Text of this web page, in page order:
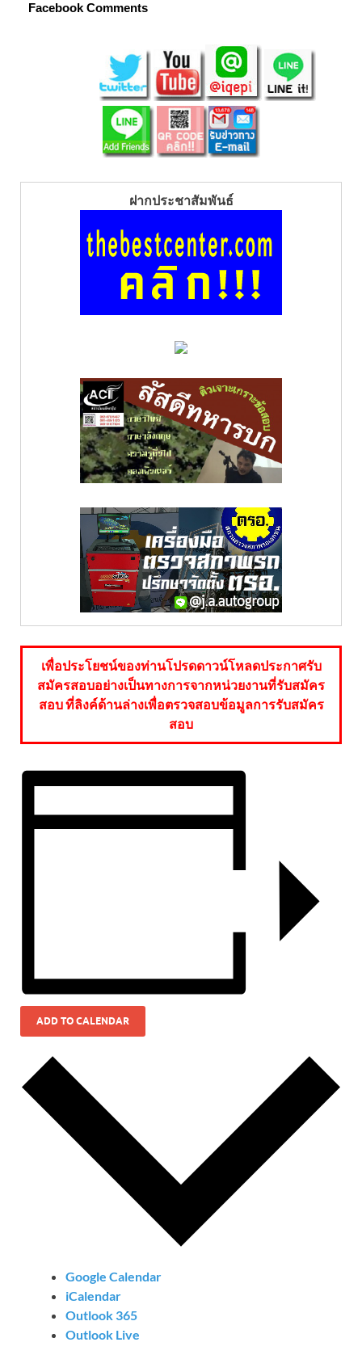
Facebook Comments
ฝากประชาสัมพันธ์
เพื่อประโยชน์ของท่านโปรดดาวน์โหลดประกาศรับ
สมัครสอบอย่างเป็นทางการจากหน่วยงานที่รับสมัคร
สอบ ที่ลิงค์ด้านล่างเพื่อตรวจสอบข้อมูลการรับสมัคร
สอบ
ADD TO CALENDAR
Google Calendar
iCalendar
Outlook 365
Outlook Live